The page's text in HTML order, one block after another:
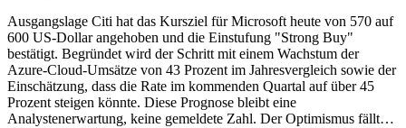
Ausgangslage Citi hat das Kursziel für Microsoft heute von 570 auf
600 US-Dollar angehoben und die Einstufung "Strong Buy"
bestätigt. Begründet wird der Schritt mit einem Wachstum der
Azure-Cloud-Umsätze von 43 Prozent im Jahresvergleich sowie der
Einschätzung, dass die Rate im kommenden Quartal auf über 45
Prozent steigen könnte. Diese Prognose bleibt eine
Analystenerwartung, keine gemeldete Zahl. Der Optimismus fällt…